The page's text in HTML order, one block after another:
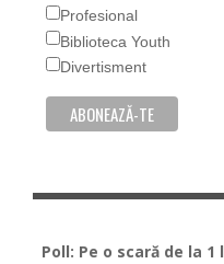
Profesional
Biblioteca Youth
Divertisment
Poll: Pe o scară de la